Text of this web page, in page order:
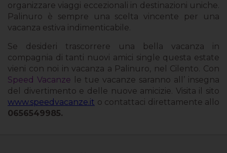
organizzare viaggi eccezionali in destinazioni uniche.
Palinuro è sempre una scelta vincente per una
vacanza estiva indimenticabile.
Se desideri trascorrere una bella vacanza in
compagnia di tanti nuovi amici single questa estate
vieni con noi in vacanza a Palinuro, nel Cilento. Con
Speed Vacanze le tue vacanze saranno all’ insegna
del divertimento e delle nuove amicizie. Visita il sito
www.speedvacanze.it o contattaci direttamente allo
0656549985.